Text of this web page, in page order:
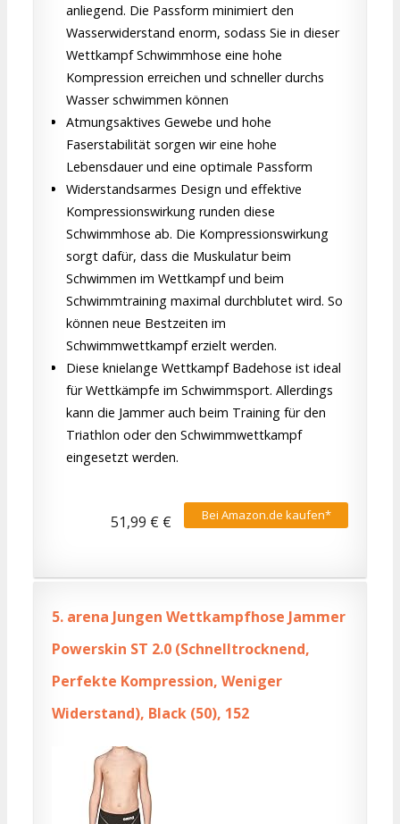
anliegend. Die Passform minimiert den
Wasserwiderstand enorm, sodass Sie in dieser
Wettkampf Schwimmhose eine hohe
Kompression erreichen und schneller durchs
Wasser schwimmen können
Atmungsaktives Gewebe und hohe
Faserstabilität sorgen wir eine hohe
Lebensdauer und eine optimale Passform
Widerstandsarmes Design und effektive
Kompressionswirkung runden diese
Schwimmhose ab. Die Kompressionswirkung
sorgt dafür, dass die Muskulatur beim
Schwimmen im Wettkampf und beim
Schwimmtraining maximal durchblutet wird. So
können neue Bestzeiten im
Schwimmwettkampf erzielt werden.
Diese knielange Wettkampf Badehose ist ideal
für Wettkämpfe im Schwimmsport. Allerdings
kann die Jammer auch beim Training für den
Triathlon oder den Schwimmwettkampf
eingesetzt werden.
Bei Amazon.de kaufen*
51,99 € €
5. arena Jungen Wettkampfhose Jammer
Powerskin ST 2.0 (Schnelltrocknend,
Perfekte Kompression, Weniger
Widerstand), Black (50), 152